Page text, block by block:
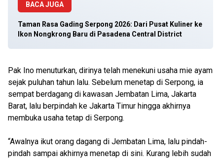
BACA JUGA
Taman Rasa Gading Serpong 2026: Dari Pusat Kuliner ke
Ikon Nongkrong Baru di Pasadena Central District
Pak Ino menuturkan, dirinya telah menekuni usaha mie ayam
sejak puluhan tahun lalu. Sebelum menetap di Serpong, ia
sempat berdagang di kawasan Jembatan Lima, Jakarta
Barat, lalu berpindah ke Jakarta Timur hingga akhirnya
membuka usaha tetap di Serpong.
“Awalnya ikut orang dagang di Jembatan Lima, lalu pindah-
pindah sampai akhirnya menetap di sini. Kurang lebih sudah